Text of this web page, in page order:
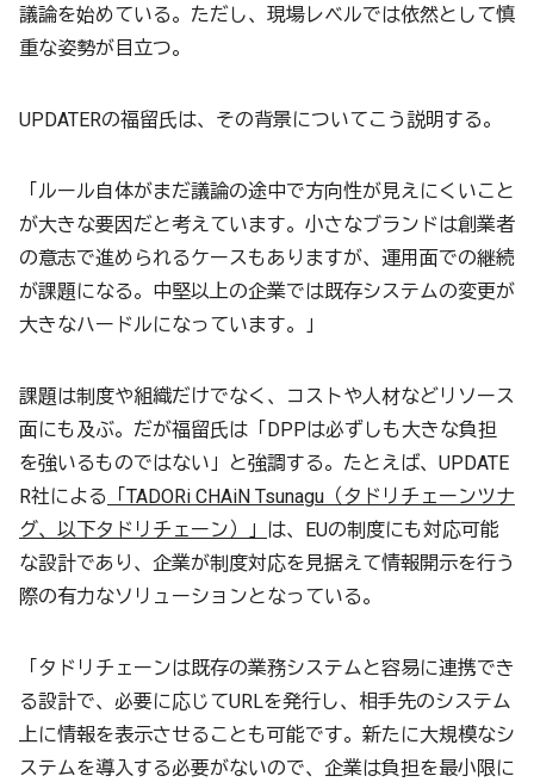
議論を始めている。ただし、現場レベルでは依然として慎
重な姿勢が目立つ。
UPDATERの福留氏は、その背景についてこう説明する。
「ルール自体がまだ議論の途中で方向性が見えにくいこと
が大きな要因だと考えています。小さなブランドは創業者
の意志で進められるケースもありますが、運用面での継続
が課題になる。中堅以上の企業では既存システムの変更が
大きなハードルになっています。」
課題は制度や組織だけでなく、コストや人材などリソース
面にも及ぶ。だが福留氏は「DPPは必ずしも大きな負担
を強いるものではない」と強調する。たとえば、UPDATE
R社による
「TADORi CHAiN Tsunagu（タドリチェーンツナ
グ、以下タドリチェーン）」 は、EUの制度にも対応可能
な設計であり、企業が制度対応を見据えて情報開示を行う
際の有力なソリューションとなっている。
「タドリチェーンは既存の業務システムと容易に連携でき
る設計で、必要に応じてURLを発行し、相手先のシステム
上に情報を表示させることも可能です。新たに大規模なシ
ステムを導入する必要がないので、企業は負担を最小限に